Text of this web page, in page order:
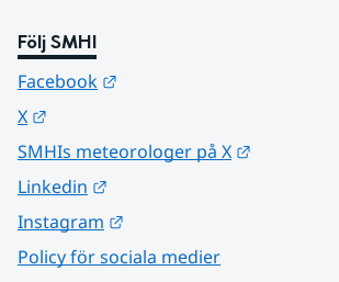
Följ SMHI
Facebook
X
SMHIs meteorologer på X
Linkedin
Instagram
Policy för sociala medier